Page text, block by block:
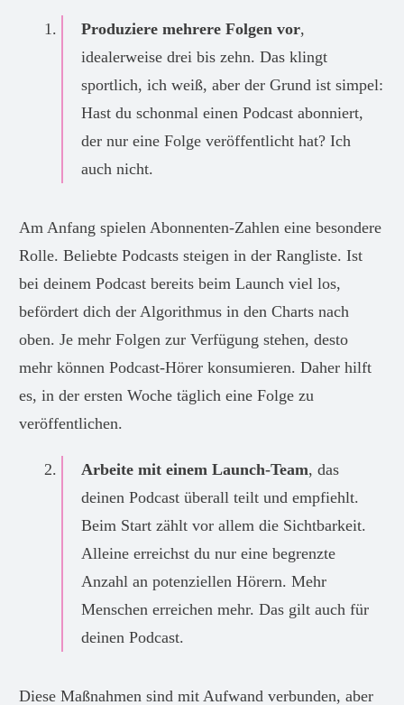
Produziere mehrere Folgen vor,
idealerweise drei bis zehn. Das klingt
sportlich, ich weiß, aber der Grund ist simpel:
Hast du schonmal einen Podcast abonniert,
der nur eine Folge veröffentlicht hat? Ich
auch nicht.
Am Anfang spielen Abonnenten-Zahlen eine besondere
Rolle. Beliebte Podcasts steigen in der Rangliste. Ist
bei deinem Podcast bereits beim Launch viel los,
befördert dich der Algorithmus in den Charts nach
oben. Je mehr Folgen zur Verfügung stehen, desto
mehr können Podcast-Hörer konsumieren. Daher hilft
es, in der ersten Woche täglich eine Folge zu
veröffentlichen.
Arbeite mit einem Launch-Team, das
deinen Podcast überall teilt und empfiehlt.
Beim Start zählt vor allem die Sichtbarkeit.
Alleine erreichst du nur eine begrenzte
Anzahl an potenziellen Hörern. Mehr
Menschen erreichen mehr. Das gilt auch für
deinen Podcast.
Diese Maßnahmen sind mit Aufwand verbunden, aber